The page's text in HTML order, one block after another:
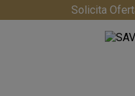
Solicita